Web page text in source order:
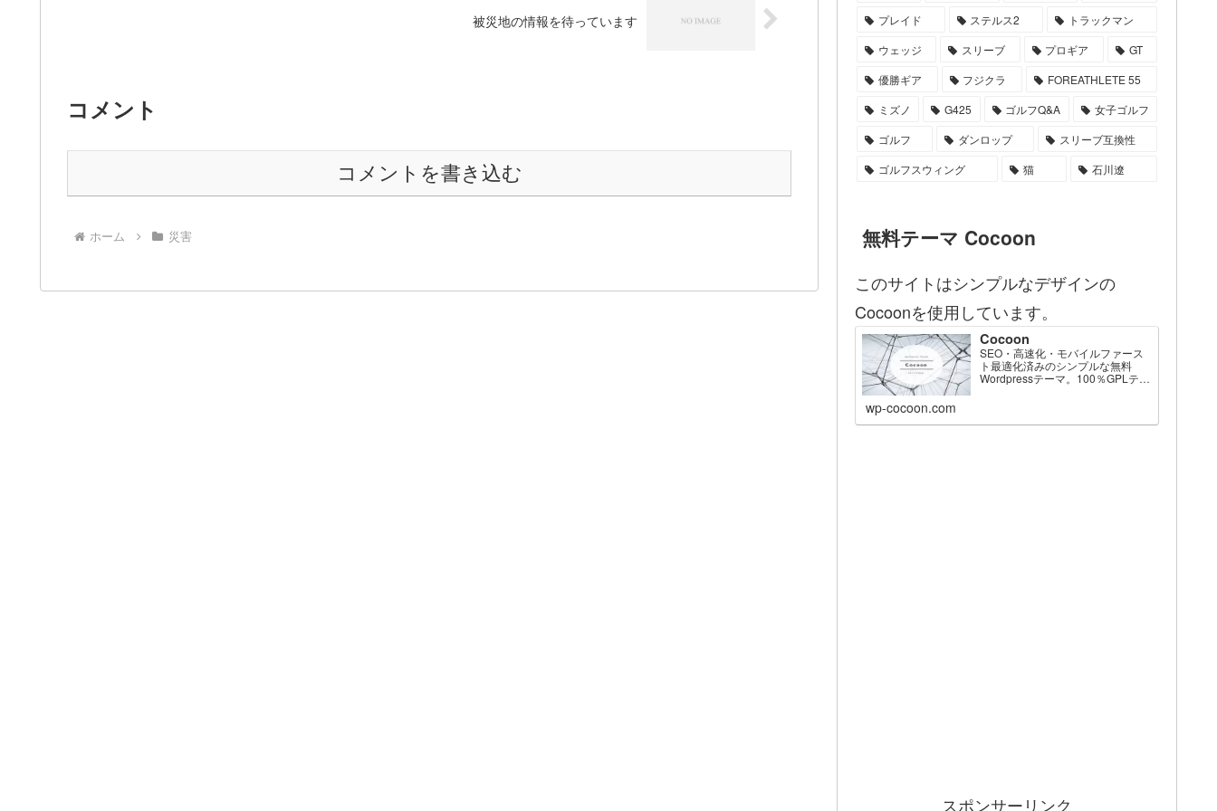
被災地の情報を待っています
コメント
コメントを書き込む
ホーム 災害
プレイド ステルス2
トラックマン
ウェッジ
スリーブ プロギア
GT
優勝ギア
フジクラ
FOREATHLETE 55
ミズノ
G425 ゴルフQ&A
女子ゴルフ
ゴルフ
ダンロップ
スリーブ互換性
ゴルフスウィング
猫 石川遼
無料テーマ Cocoon
このサイトはシンプルなデザインの
Cocoonを使用しています。
Cocoon
SEO・高速化・モバイルファース
ト最適化済みのシンプルな無料
Wordpressテーマ。100％GPLテー
wp-cocoon.com
スポンサーリンク